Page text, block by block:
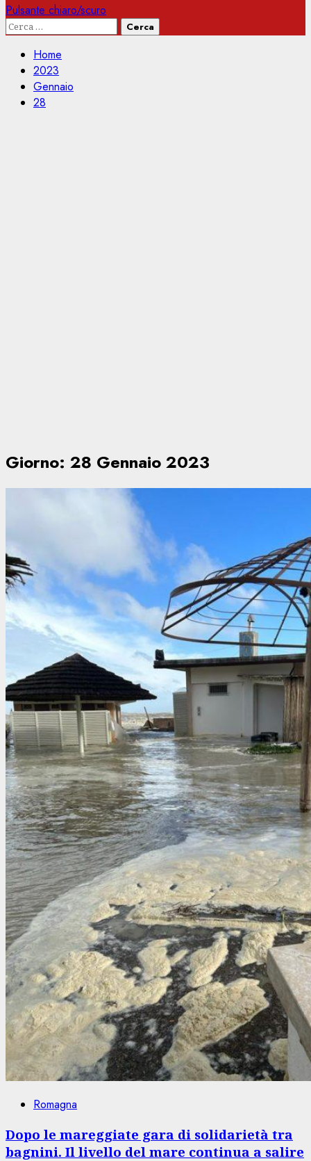
Pulsante chiaro/scuro
Ricerca
Home
2023
Gennaio
28
Giorno: 28 Gennaio 2023
Romagna
Dopo le mareggiate gara di solidarietà tra
bagnini. Il livello del mare continua a salire